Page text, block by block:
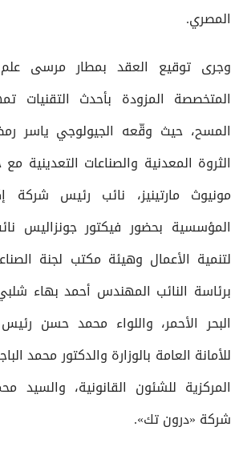
المصري.
وجرى توقيع العقد بمطار مرسى
المتخصصة المزودة بأحدث التقنيات
المسح، حيث وقّعه الجيولوجي ياسر
الثروة المعدنية والصناعات التعدينية
مونيوث مارتينيز، نائب رئيس شركة
المؤسسية بحضور فيكتور جونزاليس
لتنمية الأعمال وهيئة مكتب لجنة
برئاسة النائب المهندس أحمد بهاء
البحر الأحمر، واللواء محمد حسن رئيس
للأمانة العامة بالوزارة والدكتور محمد
المركزية للشئون القانونية، والسيد
شركة «درون تك».